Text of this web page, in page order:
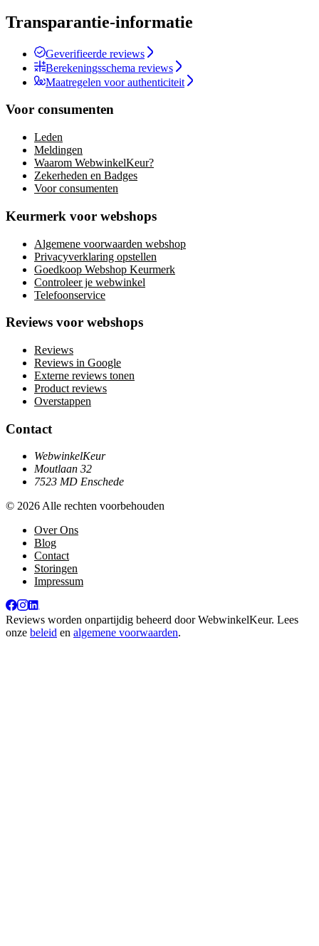
Transparantie-informatie
Geverifieerde reviews
Berekeningsschema reviews
Maatregelen voor authenticiteit
Voor consumenten
Leden
Meldingen
Waarom WebwinkelKeur?
Zekerheden en Badges
Voor consumenten
Keurmerk voor webshops
Algemene voorwaarden webshop
Privacyverklaring opstellen
Goedkoop Webshop Keurmerk
Controleer je webwinkel
Telefoonservice
Reviews voor webshops
Reviews
Reviews in Google
Externe reviews tonen
Product reviews
Overstappen
Contact
WebwinkelKeur
Moutlaan 32
7523 MD Enschede
© 2026 Alle rechten voorbehouden
Over Ons
Blog
Contact
Storingen
Impressum
Reviews worden onpartijdig beheerd doorWebwinkelKeur. Lees
onze beleid en algemene voorwaarden.